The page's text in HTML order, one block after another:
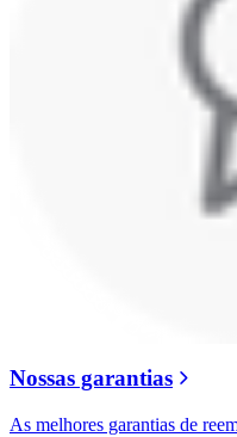
Nossas garantias
As melhores garantias de